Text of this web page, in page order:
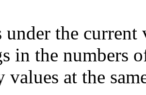
under the
in the numbers
values at the